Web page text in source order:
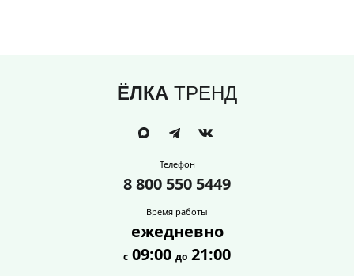
ЁЛКА ТРЕНД
Телефон
8 800 550 5449
Время работы
ежедневно
с 09:00 до 21:00